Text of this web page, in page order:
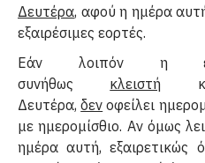
Δευτέρα, αφού η ημέρα
εξαιρέσιμες εορτές.
Εάν λοιπόν η
συνήθως κλειστή
Δευτέρα,δεν οφείλει
με ημερομίσθιο. Αν όμως
ημέρα αυτή, εξαιρετικώς